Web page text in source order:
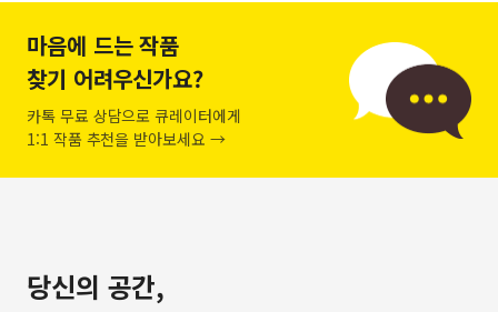
마음에 드는 작품
찾기 어려우신가요?
카톡 무료 상담으로 큐레이터에게
1:1 작품 추천을 받아보세요 →
당신의 공간,